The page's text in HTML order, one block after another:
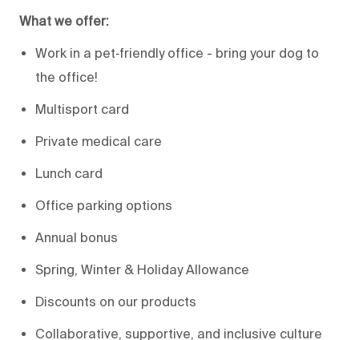
What we offer:
Work in a pet‑friendly office - bring your dog to
the office!
Multisport card
Private medical care
Lunch card
Office parking options
Annual bonus
Spring, Winter & Holiday Allowance
Discounts on our products
Collaborative, supportive, and inclusive culture